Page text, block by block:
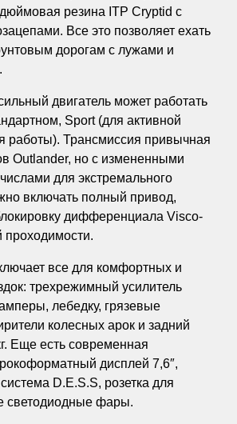
резина ITP Cryptid с
Все это позволяет ехать
дорогам с лужами и
двигатель может работать
Sport (для активной
работы). Трансмиссия привычная
Outlander, но с измененными
для экстремального
включать полный привод,
дифференциала Visco-
все для комфортных и
трехрежимный усилитель
лебедку, грязевые
колесных арок и задний
Еще есть современная
дисплей 7,6″,
D.E.S.S, розетка для
светодиодные фары.